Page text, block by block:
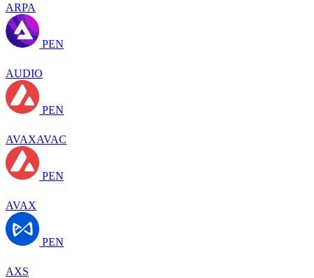
ARPA
PEN
AUDIO
PEN
AVAXAVAC
PEN
AVAX
PEN
AXS